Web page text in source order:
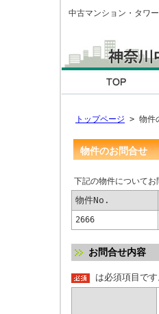
中古マンション・タワ
トップページ > 物件
物件のお問合せ
下記の物件についてお
物件No.
2666
お問合せ内容
は必須項目です